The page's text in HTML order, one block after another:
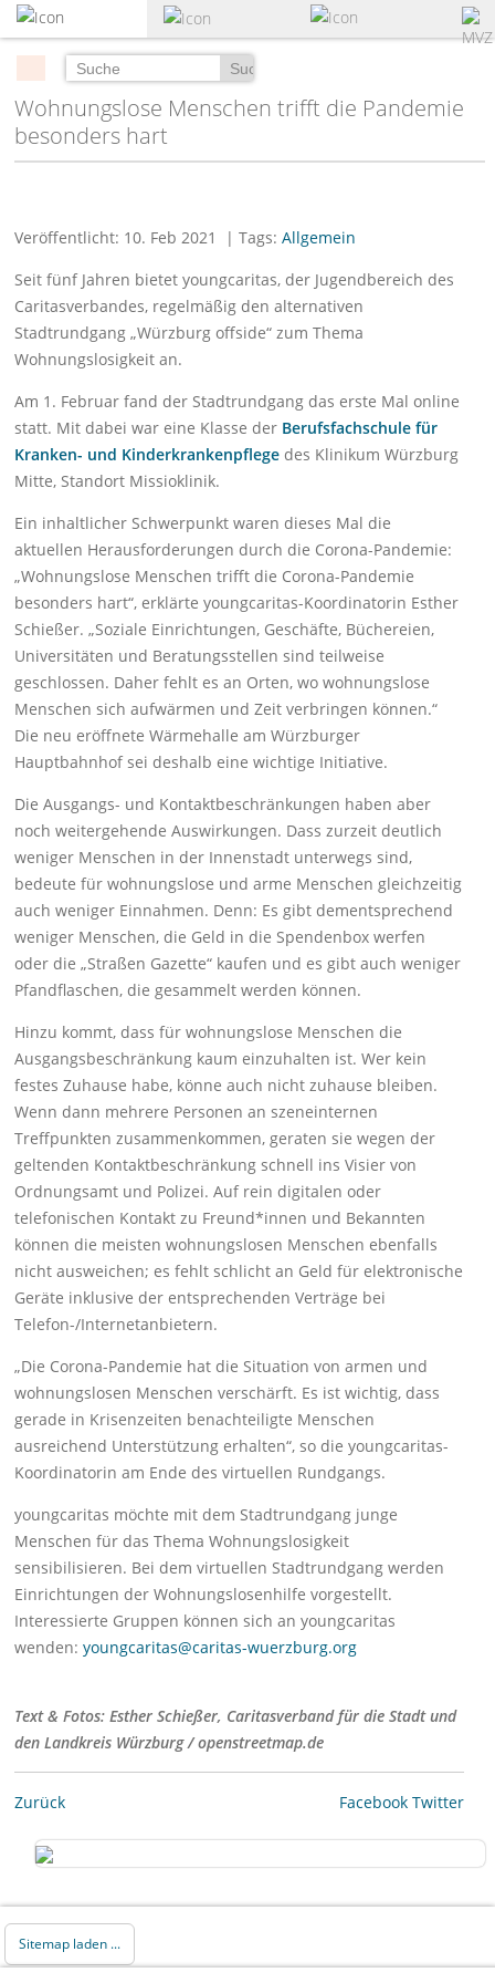
zum
Hauptinhalt
Suchen
Wohnungslose Menschen trifft die Pandemie
besonders hart
Veröffentlicht: 10. Feb 2021 | Tags:Allgemein
Seit fünf Jahren bietet youngcaritas, der Jugendbereich des
Caritasverbandes, regelmäßig den alternativen
Stadtrundgang „Würzburg offside“ zum Thema
Wohnungslosigkeit an.
Am 1. Februar fand der Stadtrundgang das erste Mal online
statt. Mit dabei war eine Klasse der Berufsfachschule für
Kranken- und Kinderkrankenpflege des Klinikum Würzburg
Mitte, Standort Missioklinik.
Ein inhaltlicher Schwerpunkt waren dieses Mal die
aktuellen Herausforderungen durch die Corona-Pandemie:
„Wohnungslose Menschen trifft die Corona-Pandemie
besonders hart“, erklärte youngcaritas-Koordinatorin Esther
Schießer. „Soziale Einrichtungen, Geschäfte, Büchereien,
Universitäten und Beratungsstellen sind teilweise
geschlossen. Daher fehlt es an Orten, wo wohnungslose
Menschen sich aufwärmen und Zeit verbringen können.“
Die neu eröffnete Wärmehalle am Würzburger
Hauptbahnhof sei deshalb eine wichtige Initiative.
Die Ausgangs- und Kontaktbeschränkungen haben aber
noch weitergehende Auswirkungen. Dass zurzeit deutlich
weniger Menschen in der Innenstadt unterwegs sind,
bedeute für wohnungslose und arme Menschen gleichzeitig
auch weniger Einnahmen. Denn: Es gibt dementsprechend
weniger Menschen, die Geld in die Spendenbox werfen
oder die „Straßen Gazette“ kaufen und es gibt auch weniger
Pfandflaschen, die gesammelt werden können.
Hinzu kommt, dass für wohnungslose Menschen die
Ausgangsbeschränkung kaum einzuhalten ist. Wer kein
festes Zuhause habe, könne auch nicht zuhause bleiben.
Wenn dann mehrere Personen an szeneinternen
Treffpunkten zusammenkommen, geraten sie wegen der
geltenden Kontaktbeschränkung schnell ins Visier von
Ordnungsamt und Polizei. Auf rein digitalen oder
telefonischen Kontakt zu Freund*innen und Bekannten
können die meisten wohnungslosen Menschen ebenfalls
nicht ausweichen; es fehlt schlicht an Geld für elektronische
Geräte inklusive der entsprechenden Verträge bei
Telefon-/Internetanbietern.
„Die Corona-Pandemie hat die Situation von armen und
wohnungslosen Menschen verschärft. Es ist wichtig, dass
gerade in Krisenzeiten benachteiligte Menschen
ausreichend Unterstützung erhalten“, so die youngcaritas-
Koordinatorin am Ende des virtuellen Rundgangs.
youngcaritas möchte mit dem Stadtrundgang junge
Menschen für das Thema Wohnungslosigkeit
sensibilisieren. Bei dem virtuellen Stadtrundgang werden
Einrichtungen der Wohnungslosenhilfe vorgestellt.
Interessierte Gruppen können sich an youngcaritas
wenden:youngcaritas@caritas-wuerzburg.org
Text & Fotos: Esther Schießer, Caritasverband für die Stadt und
den Landkreis Würzburg / openstreetmap.de
Zurück Facebook Twitter
Sitemap laden ...